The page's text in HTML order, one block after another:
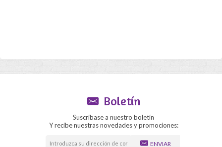
Boletín
Suscríbase a nuestro boletín
Y recibe nuestras novedades y promociones:
ENVIAR